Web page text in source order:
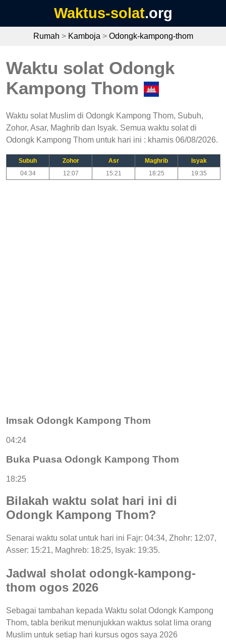
Waktus-solat.org
Rumah > Kamboja > Odongk-kampong-thom
Waktu solat Odongk
Kampong Thom
Waktu solat Muslim di Odongk Kampong Thom, Subuh,
Zohor, Asar, Maghrib dan Isyak. Semua waktu solat di
Odongk Kampong Thom untuk hari ini : khamis 06/08/2026.
Subuh Zohor Asr Maghrib
Isyak
04:34
12:07 15:21 18:25 19:35
Imsak Odongk Kampong Thom
04:24
Buka Puasa Odongk Kampong Thom
18:25
Bilakah waktu solat hari ini di
Odongk Kampong Thom?
Senarai waktu solat untuk hari ini Fajr: 04:34, Zhohr: 12:07,
Asser: 15:21, Maghreb: 18:25, Isyak: 19:35.
Jadwal sholat odongk-kampong-
thom ogos 2026
Sebagai tambahan kepada Waktu solat Odongk Kampong
Thom, tabla berikut menunjukkan waktus solat lima orang
Muslim untuk setiap hari kursus ogos saya 2026